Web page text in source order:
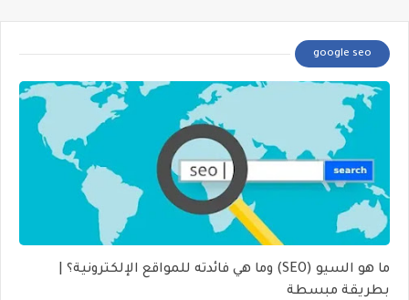
google seo
ما هو السيو (SEO) وما هي فائدته للمواقع الإلكترونية؟ |
بطريقة مبسطة